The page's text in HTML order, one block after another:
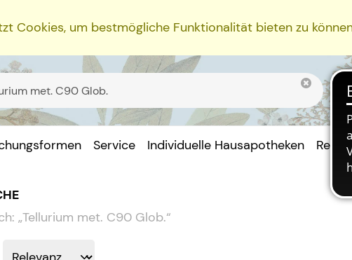
Cookies, um bestmögliche Funktionalität bieten zu
Service Individuelle Hausapotheken
„Tellurium met. C90 Glob.“